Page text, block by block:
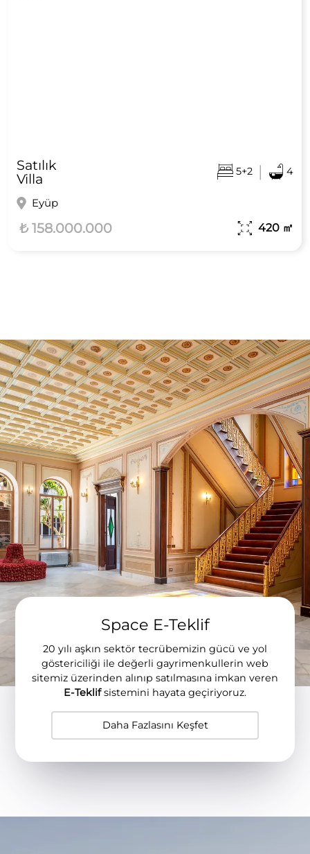
Satılık
Villa
5+2 | 4
Eyüp
₺ 158.000.000 420 ㎡
Space E-Teklif
20 yılı aşkın sektör tecrübemizin gücü ve yol
göstericiliği ile değerli gayrimenkullerin web
sitemiz üzerinden alınıp satılmasına imkan veren
E-Teklifsistemini hayata geçiriyoruz.
Daha Fazlasını Keşfet